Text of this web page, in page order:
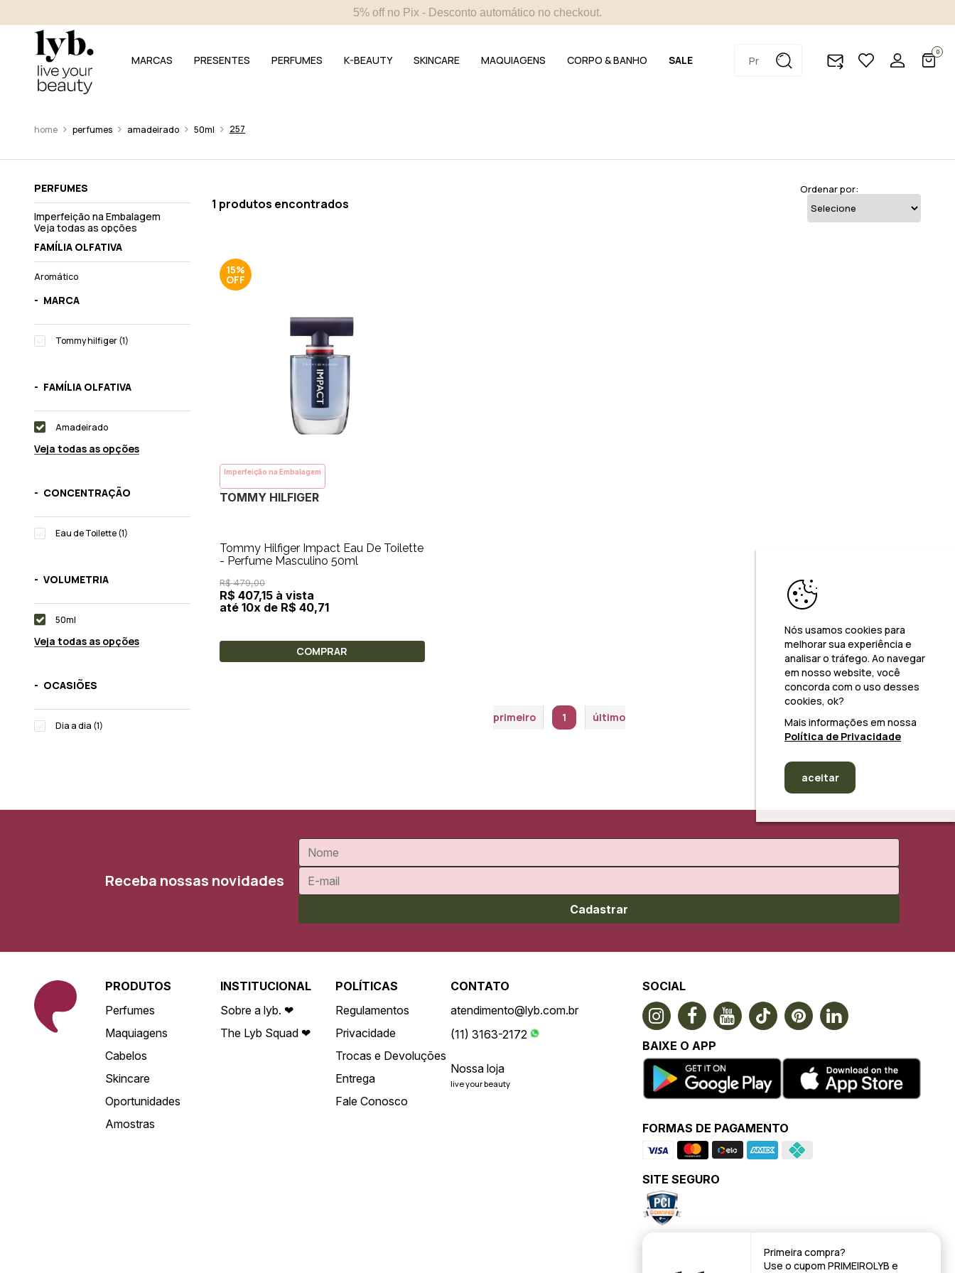
4 amostras selecionadas - Incluídas em todos os pedidos.
MARCAS PRESENTES PERFUMES K-BEAUTY SKINCARE MAQUIAGENS CORPO & BANHO SALE
0
perfumes amadeirado 50ml 257
PERFUMES
Imperfeição na Embalagem
Veja todas as opções
FAMÍLIA OLFATIVA
Aromático
MARCA
Tommy hilfiger (1)
FAMÍLIA OLFATIVA
Amadeirado
Veja todas as opções
CONCENTRAÇÃO
Eau de Toilette (1)
VOLUMETRIA
50ml
Veja todas as opções
OCASIÕES
Dia a dia (1)
1 produtos encontrados
Ordenar por:
15%
Imperfeição na Embalagem
TOMMY HILFIGER
Tommy Hilfiger Impact Eau De Toilette
- Perfume Masculino 50ml
R$ 479,00
R$ 407,15 à vista
até 10x de R$ 40,71
COMPRAR
primeiro 1 último
Receba nossas novidades
Cadastrar
PRODUTOS
Perfumes
Maquiagens
Cabelos
Skincare
Oportunidades
Amostras
INSTITUCIONAL
Sobre a lyb. ❤
The Lyb Squad ❤
POLÍTICAS
Regulamentos
Privacidade
Trocas e Devoluções
Entrega
Fale Conosco
CONTATO
atendimento@lyb.com.br
(11) 3163-2172
Nossa loja
live your beauty
SOCIAL
BAIXE O APP
FORMAS DE PAGAMENTO
SITE SEGURO
Nós usamos cookies para
melhorar sua experiência e
analisar o tráfego. Ao navegar
em nosso website, você
concorda com o uso desses
cookies, ok?
Mais informações em nossa
Política de Privacidade
aceitar
Primeira compra?
Use o cupom PRIMEIROLYB e